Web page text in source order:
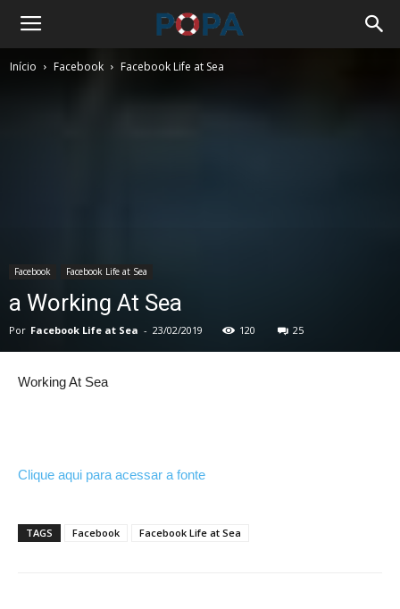
Início Facebook Facebook Life at Sea
Facebook Facebook Life at Sea
a Working At Sea
Por Facebook Life at Sea - 23/02/2019 120 25
Working At Sea
Clique aqui para acessar a fonte
TAGS Facebook Facebook Life at Sea